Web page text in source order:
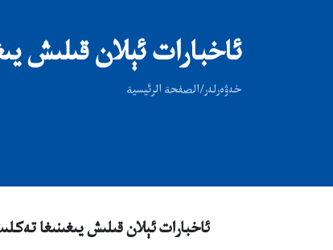
ئاخبارات ئېلان قىلىش
الصفحة الرئيسية/خەۋەرلەر
ئاخبارات ئېلان قىلىش يىغىنىغا